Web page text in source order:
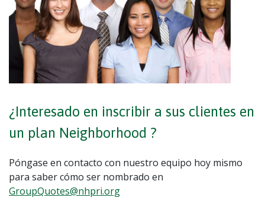
¿Interesado en inscribir a sus clientes en
un plan Neighborhood ?
Póngase en contacto con nuestro equipo hoy mismo
para saber cómo ser nombrado en
GroupQuotes@nhpri.org